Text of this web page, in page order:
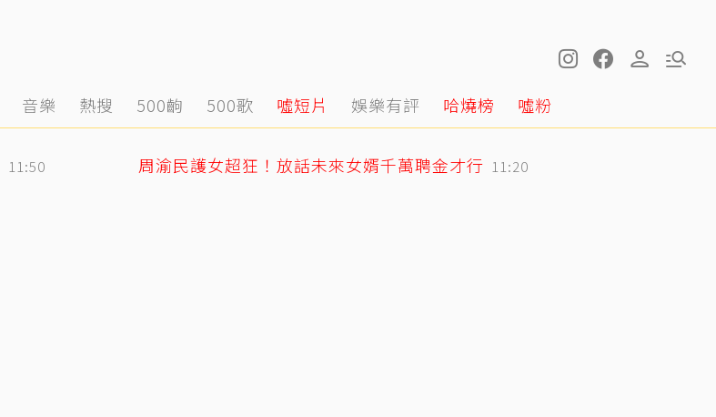
音樂 熱搜 500齣 500歌 噓短片 娛樂有評 哈燒榜 噓粉
11:50 周渝民護女超狂！放話未來女婿千萬聘金才行 11:20